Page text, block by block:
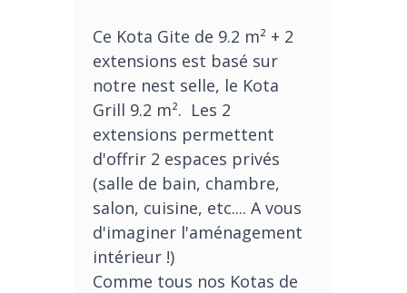
Ce Kota Gite de 9.2 m² + 2
extensions est basé sur
notre nest selle, le Kota
Grill 9.2 m². Les 2
extensions permettent
d'offrir 2 espaces privés
(salle de bain, chambre,
salon, cuisine, etc.... A vous
d'imaginer l'aménagement
intérieur !)
Comme tous nos Kotas de